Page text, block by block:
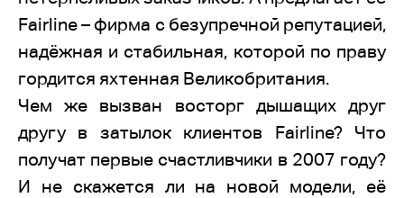
Fairline – фирма с безупречной репутацией,
надёжная и стабильная, которой по праву
гордится яхтенная Великобритания.
Чем же вызван восторг дышащих друг
другу в затылок клиентов Fairline? Что
получат первые счастливчики в 2007 году?
И не скажется ли на новой модели, её